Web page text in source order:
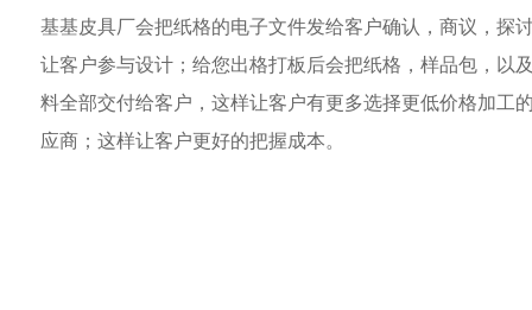
基基皮具厂会把纸格的电子文件发给客户确认，商议，探
让客户参与设计；给您出格打板后会把纸格，样品包，以
料全部交付给客户，这样让客户有更多选择更低价格加工
应商；这样让客户更好的把握成本。